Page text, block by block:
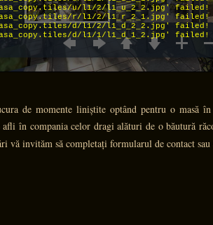
de momente liniștite optând pentru o masă
afli în compania celor dragi alături de o băutură
vă invităm să completați formularul de contact